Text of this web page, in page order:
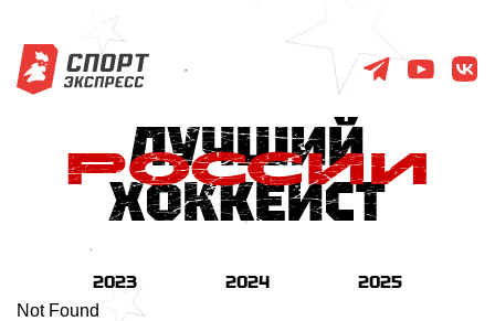
2023 2024 2025
Not Found